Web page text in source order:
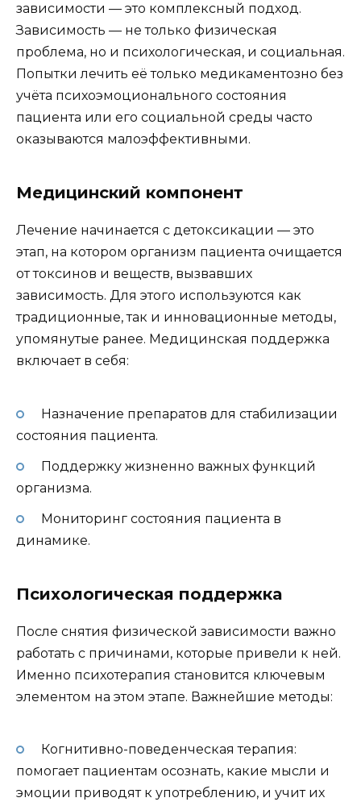
зависимости — это комплексный подход.
Зависимость — не только физическая
проблема, но и психологическая, и социальная.
Попытки лечить её только медикаментозно без
учёта психоэмоционального состояния
пациента или его социальной среды часто
оказываются малоэффективными.
Медицинский компонент
Лечение начинается с детоксикации — это
этап, на котором организм пациента очищается
от токсинов и веществ, вызвавших
зависимость. Для этого используются как
традиционные, так и инновационные методы,
упомянутые ранее. Медицинская поддержка
включает в себя:
Назначение препаратов для стабилизации
состояния пациента.
Поддержку жизненно важных функций
организма.
Мониторинг состояния пациента в
динамике.
Психологическая поддержка
После снятия физической зависимости важно
работать с причинами, которые привели к ней.
Именно психотерапия становится ключевым
элементом на этом этапе. Важнейшие методы:
Когнитивно-поведенческая терапия:
помогает пациентам осознать, какие мысли и
эмоции приводят к употреблению, и учит их